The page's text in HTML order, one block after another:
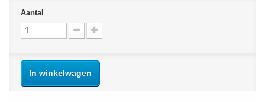
Aantal
In winkelwagen